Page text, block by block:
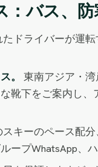
バス、
たドライバーが運
。
東南アジア・
靴下をご案内し
スキーのペース配
ープWhatsApp、